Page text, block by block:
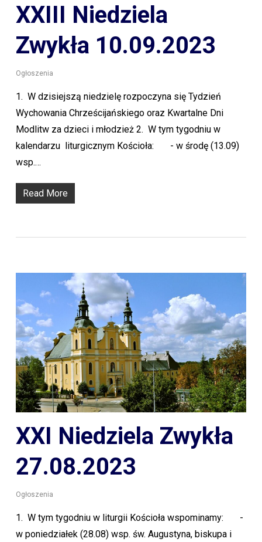
XXIII Niedziela
Zwykła 10.09.2023
Ogłoszenia
1. W dzisiejszą niedzielę rozpoczyna się Tydzień
Wychowania Chrześcijańskiego oraz Kwartalne Dni
Modlitw za dzieci i młodzież 2. W tym tygodniu w
kalendarzu liturgicznym Kościoła: - w środę (13.09)
wsp.…
Read More
XXI Niedziela Zwykła
27.08.2023
Ogłoszenia
1. W tym tygodniu w liturgii Kościoła wspominamy: -
w poniedziałek (28.08) wsp. św. Augustyna, biskupa i